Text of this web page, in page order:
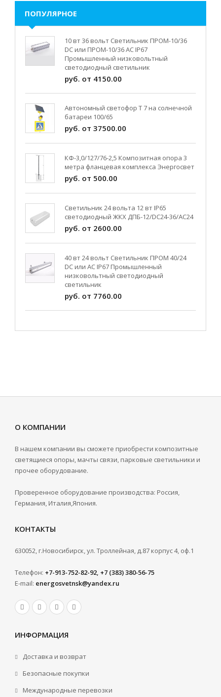
ПОПУЛЯРНОЕ
10 вт 36 вольт Светильник ПРОМ-10/36
DC или ПРОМ-10/36 AC IP67
Промышленный низковольтный
светодиодный светильник
руб. от 4150.00
Автономный светофор Т 7 на солнечной
батареи 100/65
руб. от 37500.00
КФ-3,0/127/76-2,5 Композитная опора 3
метра фланцевая комплекса Энергосвет
руб. от 500.00
Светильник 24 вольта 12 вт IP65
светодиодный ЖКХ ДПБ-12/DC24-36/АС24
руб. от 2600.00
40 вт 24 вольт Светильник ПРОМ 40/24
DC или AC IP67 Промышленный
низковольтный светодиодный
светильник
руб. от 7760.00
О КОМПАНИИ
В нашем компании вы сможете приобрести композитные
светящиеся опоры, мачты связи, парковые светильники и
прочее оборудование.
Проверенное оборудование производства: Россия,
Германия, Италия,Япония.
КОНТАКТЫ
630052, г.Новосибирск, ул. Троллейная, д.87 корпус 4, оф.1
Телефон: +7-913-752-82-92, +7 (383) 380-56-75
E-mail: energosvetnsk@yandex.ru
ИНФОРМАЦИЯ
Доставка и возврат
Безопасные покупки
Международные перевозки